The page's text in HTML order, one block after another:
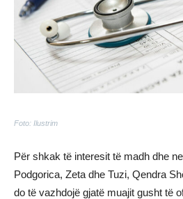
Foto: Ilustrim
Për shkak të interesit të madh dhe
Podgorica, Zeta dhe Tuzi, Qendra
do të vazhdojë gjatë muajit gusht të